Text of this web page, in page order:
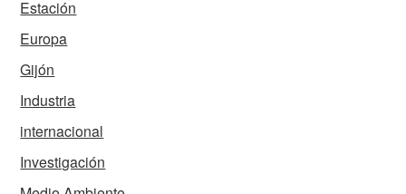
Estación
Europa
Gijón
Industria
internacional
Investigación